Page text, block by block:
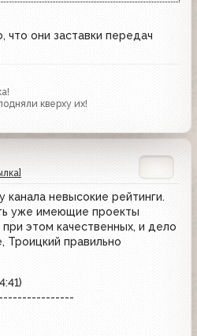
что они заставки передач
кверху их!
канала невысокие рейтинги.
уже имеющие проекты
этом качественных, и дело
правильно